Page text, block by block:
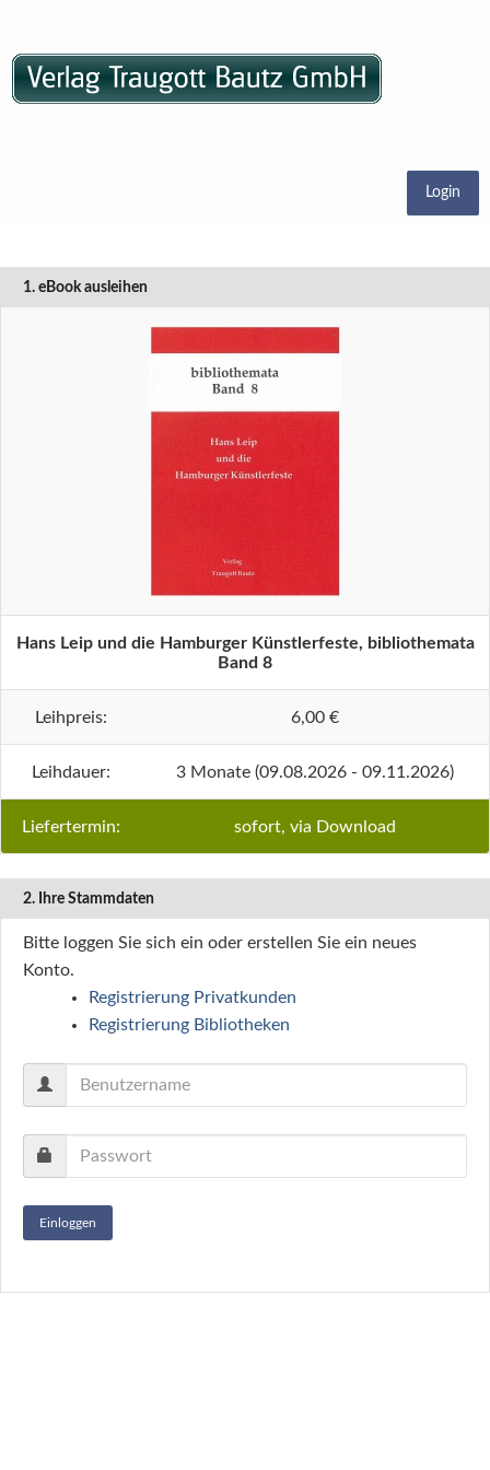
Login
1. eBook ausleihen
Hans Leip und die Hamburger Künstlerfeste, bibliothemata
Band 8
Leihpreis: 6,00 €
Leihdauer: 3 Monate (09.08.2026 - 09.11.2026)
Liefertermin: sofort, via Download
2. Ihre Stammdaten
Bitte loggen Sie sich ein oder erstellen Sie ein neues
Konto.
Registrierung Privatkunden
Registrierung Bibliotheken
Einloggen